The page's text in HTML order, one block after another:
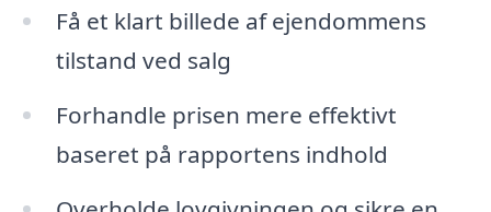
Få et klart billede af ejendommens
tilstand ved salg
Forhandle prisen mere effektivt
baseret på rapportens indhold